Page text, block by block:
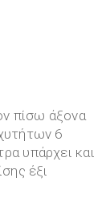
πίσω άξονα
6
υπάρχει και
έξι